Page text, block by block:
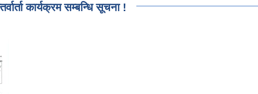
कार्यक्रम सम्बन्धि सूचना !